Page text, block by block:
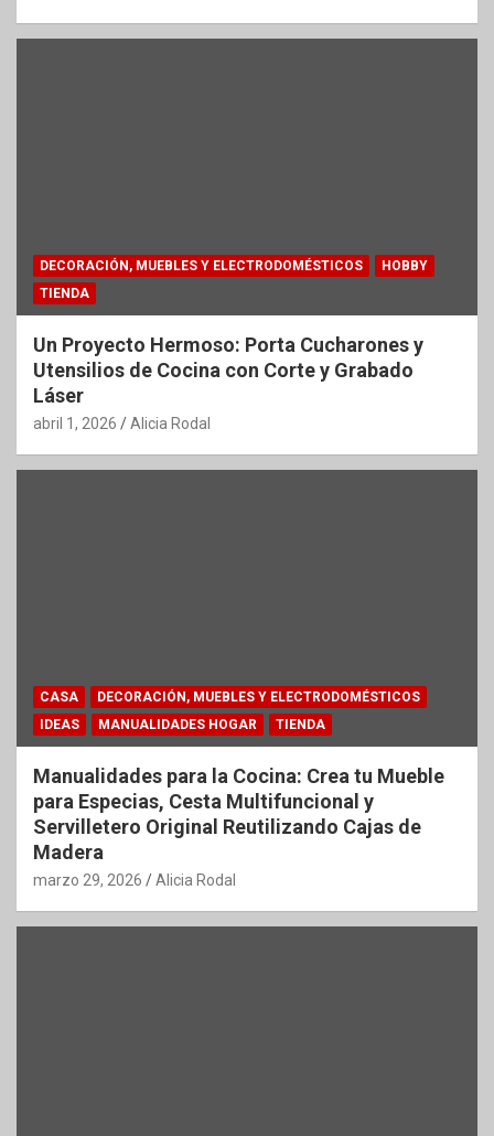
DECORACIÓN, MUEBLES Y ELECTRODOMÉSTICOS
HOBBY
TIENDA
Un Proyecto Hermoso: Porta Cucharones y
Utensilios de Cocina con Corte y Grabado
Láser
abril 1, 2026 Alicia Rodal
CASA
DECORACIÓN, MUEBLES Y ELECTRODOMÉSTICOS
IDEAS
MANUALIDADES HOGAR TIENDA
Manualidades para la Cocina: Crea tu Mueble
para Especias, Cesta Multifuncional y
Servilletero Original Reutilizando Cajas de
Madera
marzo 29, 2026 Alicia Rodal